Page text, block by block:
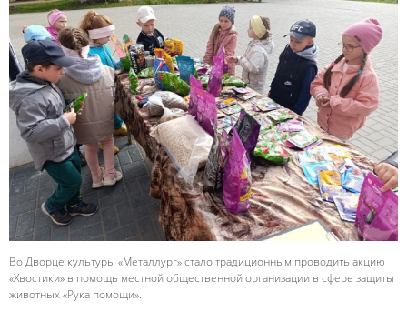
Во Дворце культуры «Металлург» стало традиционным проводить акцию
«Хвостики» в помощь местной общественной организации в сфере защиты
животных «Рука помощи».